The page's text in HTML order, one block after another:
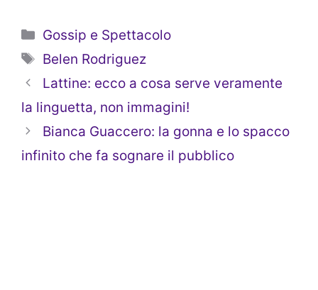
Categorie
Gossip e Spettacolo
Tag
Belen Rodriguez
Lattine: ecco a cosa serve veramente
la linguetta, non immagini!
Bianca Guaccero: la gonna e lo spacco
infinito che fa sognare il pubblico